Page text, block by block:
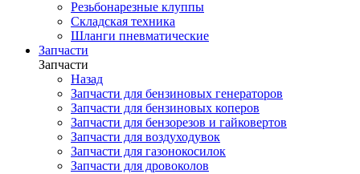
Резьбонарезные клуппы
Складская техника
Шланги пневматические
Запчасти
Запчасти
Назад
Запчасти для бензиновых генераторов
Запчасти для бензиновых коперов
Запчасти для бензорезов и гайковертов
Запчасти для воздуходувок
Запчасти для газонокосилок
Запчасти для дровоколов